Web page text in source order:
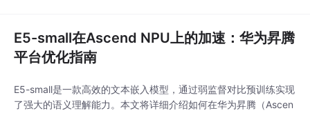
过深度可分离卷积和特征金字塔网络的创新设计，该项目在
E5-small在Ascend NPU上的加速：华为昇腾
平台优化指南
E5-small是一款高效的文本嵌入模型，通过弱监督对比预训练实现
了强大的语义理解能力。本文将详细介绍如何在华为昇腾（Ascen